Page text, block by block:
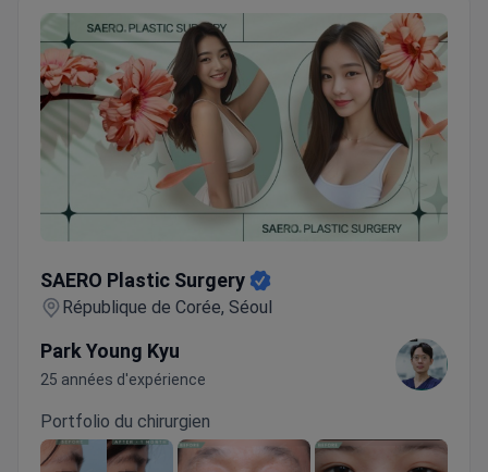
SAERO Plastic Surgery
République de Corée, Séoul
Park Young Kyu
25 années d'expérience
Portfolio du chirurgien